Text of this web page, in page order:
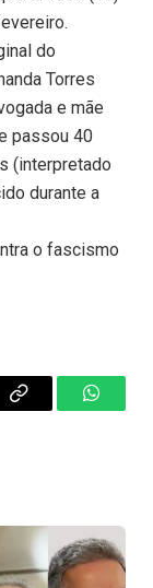
do
Torres
e mãe
passou 40
(interpretado
durante a
o fascismo
Copy